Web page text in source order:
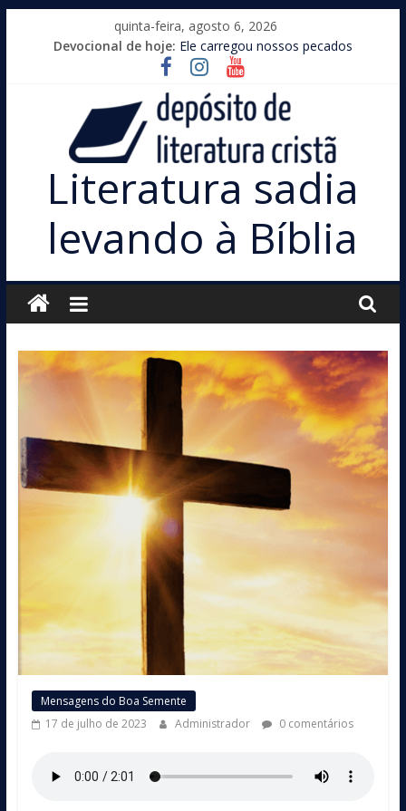
quinta-feira, agosto 6, 2026
Devocional de hoje: Ele carregou nossos pecados
Literatura sadia
levando à Bíblia
Mensagens do Boa Semente
17 de julho de 2023
Administrador 0 comentários